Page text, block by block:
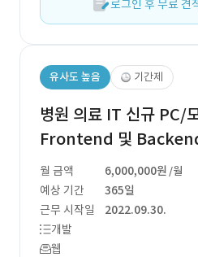
로그인 후 무료 견
유사도 높음 기간제
병원 의료 IT 신규 PC/
Frontend 및
월 금액 6,000,000원 /월
예상 기간
365일
근무 시작일
2022.09.30.
개발
웹